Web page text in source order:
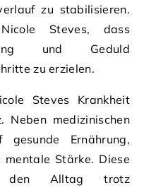
zu stabilisieren.
Steves, dass
und Geduld
zu erzielen.
Steves Krankheit
Neben medizinischen
Ernährung,
Stärke. Diese
den Alltag trotz